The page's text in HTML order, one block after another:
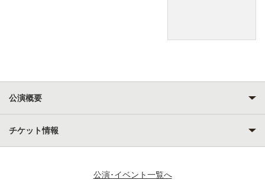
公演概要
チケット情報
公演･イベント一覧へ